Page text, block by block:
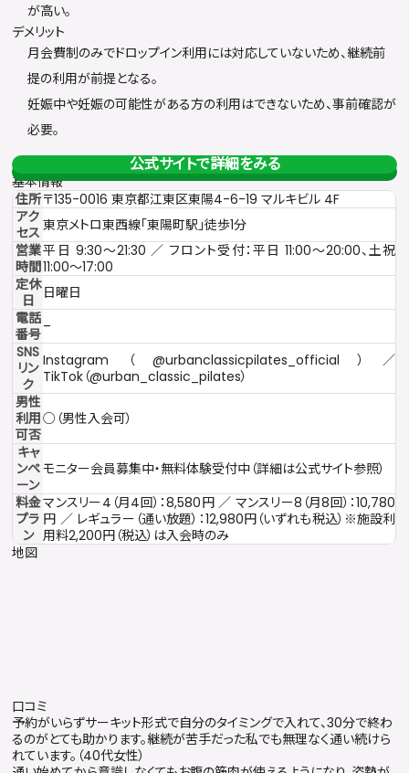
が高い。
デメリット
月会費制のみでドロップイン利用には対応していないため、継続前
提の利用が前提となる。
妊娠中や妊娠の可能性がある方の利用はできないため、事前確認が
必要。
公式サイトで詳細をみる
基本情報
住所〒135-0016 東京都江東区東陽4-6-19 マルキビル 4F
アク
セス 東京メトロ東西線「東陽町駅」徒歩1分
営業
時間
平日 9:30〜21:30 ／ フロント受付：平日 11:00〜20:00、土祝
11:00〜17:00
定休
日 日曜日
電話
番号–
SNS
リン
ク
Instagram（@urbanclassicpilates_official）／
TikTok（@urban_classic_pilates）
男性
利用
可否
○（男性入会可）
キャ
ンペ
ーン
モニター会員募集中・無料体験受付中（詳細は公式サイト参照）
料金
プラ
ン
マンスリー4（月4回）：8,580円 ／ マンスリー8（月8回）：10,780
円 ／ レギュラー（通い放題）：12,980円（いずれも税込）※施設利
用料2,200円（税込）は入会時のみ
地図
口コミ
予約がいらずサーキット形式で自分のタイミングで入れて、30分で終わ
るのがとても助かります。継続が苦手だった私でも無理なく通い続けら
れています。（40代女性）